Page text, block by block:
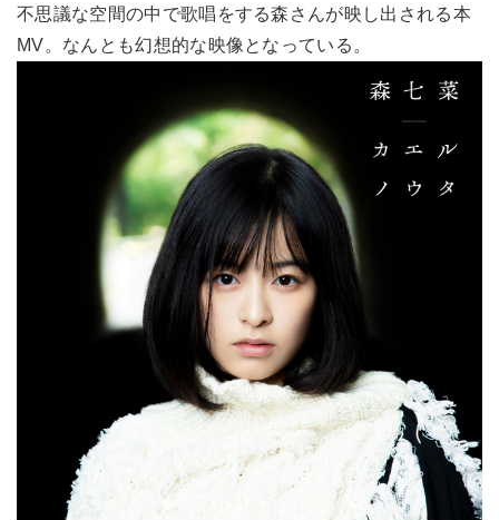
不思議な空間の中で歌唱をする森さんが映し出される本
MV。なんとも幻想的な映像となっている。